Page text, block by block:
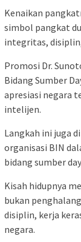
Kenaikan
simbol pangkat
integritas,
Promosi Dr.
Bidang Sumber
apresiasi negara
intelijen.
Langkah ini juga
organisasi BIN
bidang sumber
Kisah hidupnya
bukan
disiplin, kerja
negara.